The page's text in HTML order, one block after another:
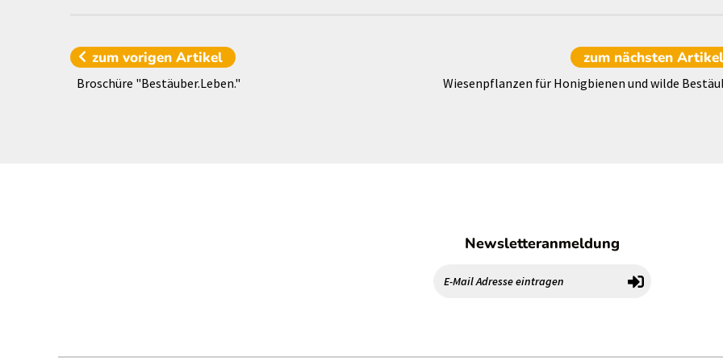
zum vorigenArtikel
Broschüre "Bestäuber.Leben."
zum nächsten Artikel
Wiesenpflanzen für Honigbienen und wilde
Newsletteranmeldung